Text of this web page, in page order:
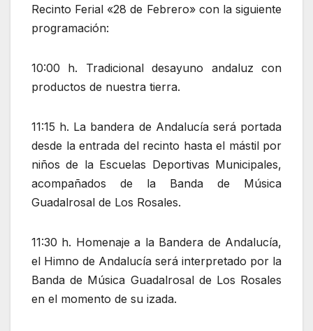
Recinto Ferial «28 de Febrero» con la siguiente
programación:
10:00 h. Tradicional desayuno andaluz con
productos de nuestra tierra.
11:15 h. La bandera de Andalucía será portada
desde la entrada del recinto hasta el mástil por
niños de la Escuelas Deportivas Municipales,
acompañados de la Banda de Música
Guadalrosal de Los Rosales.
11:30 h. Homenaje a la Bandera de Andalucía,
el Himno de Andalucía será interpretado por la
Banda de Música Guadalrosal de Los Rosales
en el momento de su izada.